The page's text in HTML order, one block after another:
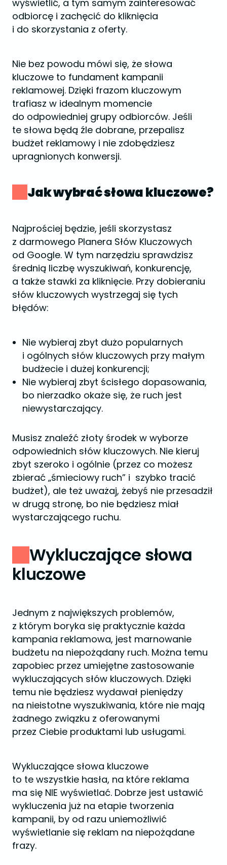
wyświetlić, a tym samym zainteresować
odbiorcę i zachęcić do kliknięcia
i do skorzystania z oferty.
Nie bez powodu mówi się, że słowa
kluczowe to fundament kampanii
reklamowej. Dzięki frazom kluczowym
trafiasz w idealnym momencie
do odpowiedniej grupy odbiorców. Jeśli
te słowa będą źle dobrane, przepalisz
budżet reklamowy i nie zdobędziesz
upragnionych konwersji.
Jak wybrać słowa kluczowe?
Najprościej będzie, jeśli skorzystasz
z darmowego Planera Słów Kluczowych
od Google. W tym narzędziu sprawdzisz
średnią liczbę wyszukiwań, konkurencję,
a także stawki za kliknięcie. Przy dobieraniu
słów kluczowych wystrzegaj się tych
błędów:
Nie wybieraj zbyt dużo popularnych
i ogólnych słów kluczowych przy małym
budżecie i dużej konkurencji;
Nie wybieraj zbyt ścisłego dopasowania,
bo nierzadko okaże się, że ruch jest
niewystarczający.
Musisz znaleźć złoty środek w wyborze
odpowiednich słów kluczowych. Nie kieruj
zbyt szeroko i ogólnie (przez co możesz
zbierać „śmieciowy ruch” i szybko tracić
budżet), ale też uważaj, żebyś nie przesadził
w drugą stronę, bo nie będziesz miał
wystarczającego ruchu.
Wykluczające słowa
kluczowe
Jednym z największych problemów,
z którym boryka się praktycznie każda
kampania reklamowa, jest marnowanie
budżetu na niepożądany ruch. Można temu
zapobiec przez umiejętne zastosowanie
wykluczających słów kluczowych. Dzięki
temu nie będziesz wydawał pieniędzy
na nieistotne wyszukiwania, które nie mają
żadnego związku z oferowanymi
przez Ciebie produktami lub usługami.
Wykluczające słowa kluczowe
to te wszystkie hasła, na które reklama
ma się NIE wyświetlać. Dobrze jest ustawić
wykluczenia już na etapie tworzenia
kampanii, by od razu uniemożliwić
wyświetlanie się reklam na niepożądane
frazy.